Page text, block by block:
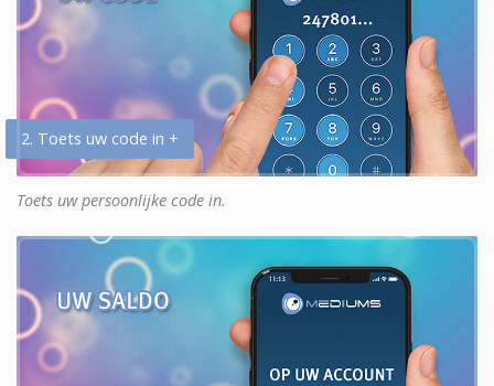
2. Toets uw code in +
Toets uw persoonlijke code in.